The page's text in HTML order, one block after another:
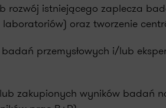
rozwój istniejącego zaplecza
oraz tworzenie
przemysłowych i/lub
zakupionych wyników badań